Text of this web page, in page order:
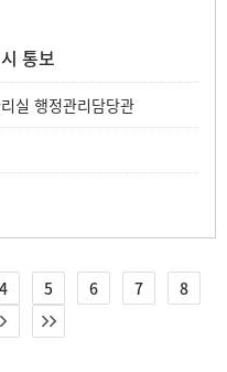
통보
실 행정관리담당관
4 5 6 7
8